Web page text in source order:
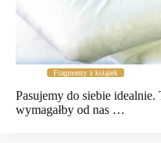
Fragmenty z książek
Pasujemy do siebie idealnie.
wymagałby od nas …